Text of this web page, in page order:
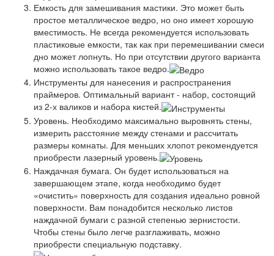
Емкость для замешивания мастики. Это может быть
простое металлическое ведро, но оно имеет хорошую
вместимость. Не всегда рекомендуется использовать
пластиковые емкости, так как при перемешивании смеси
дно может лопнуть. Но при отсутствии другого варианта
можно использовать такое ведро.
Инструменты для нанесения и распространения
праймеров. Оптимальный вариант - набор, состоящий
из 2-х валиков и набора кистей.
Уровень. Необходимо максимально выровнять стены,
измерить расстояние между стенами и рассчитать
размеры комнаты. Для меньших хлопот рекомендуется
приобрести лазерный уровень.
Наждачная бумага. Он будет использоваться на
завершающем этапе, когда необходимо будет
«очистить» поверхность для создания идеально ровной
поверхности. Вам понадобится несколько листов
наждачной бумаги с разной степенью зернистости.
Чтобы стены было легче разглаживать, можно
приобрести специальную подставку.